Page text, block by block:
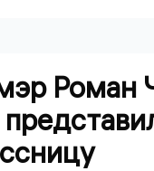
Роман